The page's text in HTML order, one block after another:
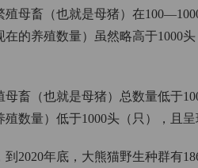
殖母畜（也就是母猪）在
的养殖数量）虽然略高于1000
畜（也就是母猪）总数量低于
数量）低于1000头（只），且呈
2020年底，大熊猫野生种群有